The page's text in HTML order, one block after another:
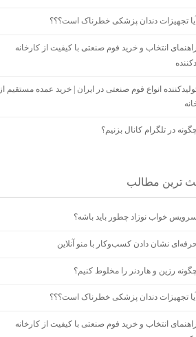
آیا تجهیزات دندان پزشکی خطرناک است؟؟؟
راهنمای انتخاب و خرید فوم صنعتی با کیفیت از کارخانه
انواع فوم صنعتی در ایران | خرید عمده مستقیم از
در تلگرام کانال بزنیم؟
ترين مطالب
سرویس خواب نوزاد چطور باید باشه؟
نشان دادن کسب‌وکار با منو آنلاین
رزین و هاردنر را مخلوط کنیم؟
آیا تجهیزات دندان پزشکی خطرناک است؟؟؟
راهنمای انتخاب و خرید فوم صنعتی با کیفیت از کارخانه